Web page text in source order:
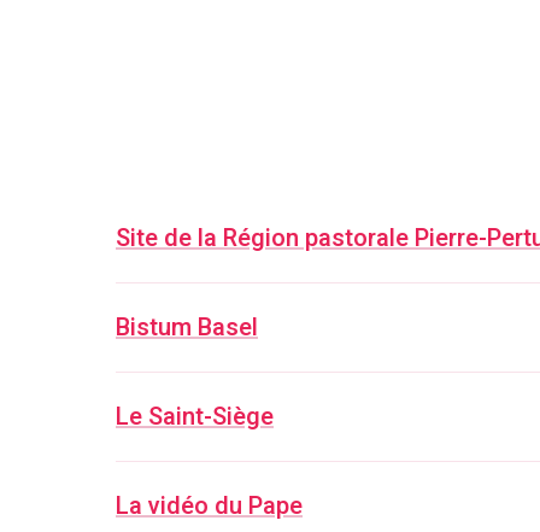
Site de la Région pastorale Pierre-
Bistum Basel
Le Saint-Siège
La vidéo du Pape